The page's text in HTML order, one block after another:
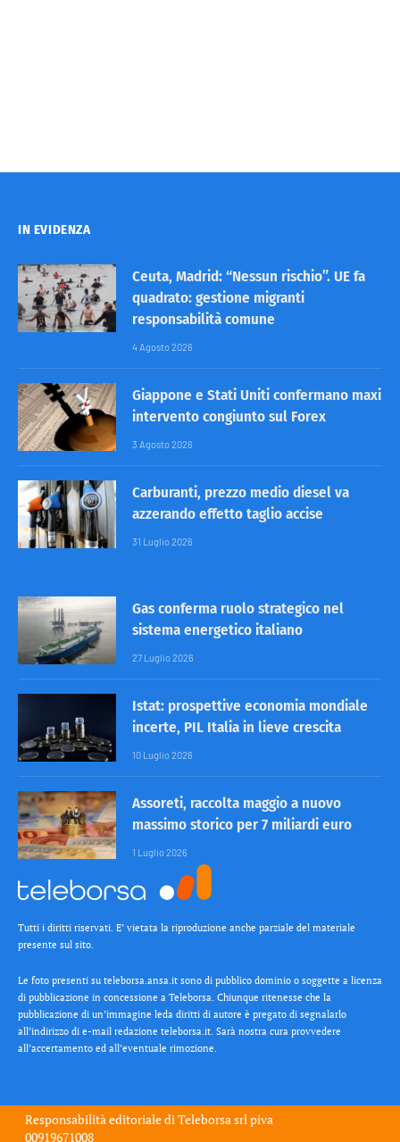
IN EVIDENZA
Ceuta, Madrid: “Nessun rischio”. UE fa
quadrato: gestione migranti
responsabilità comune
4 Agosto 2026
Giappone e Stati Uniti confermano maxi
intervento congiunto sul Forex
3 Agosto 2026
Carburanti, prezzo medio diesel va
azzerando effetto taglio accise
31 Luglio 2026
Gas conferma ruolo strategico nel
sistema energetico italiano
27 Luglio 2026
Istat: prospettive economia mondiale
incerte, PIL Italia in lieve crescita
10 Luglio 2026
Assoreti, raccolta maggio a nuovo
massimo storico per 7 miliardi euro
1 Luglio 2026
Tutti i diritti riservati. E’ vietata la riproduzione anche parziale del materiale
presente sul sito.
Le foto presenti su teleborsa.ansa.it sono di pubblico dominio o soggette a licenza
di pubblicazione in concessione a Teleborsa. Chiunque ritenesse che la
pubblicazione di un’immagine leda diritti di autore è pregato di segnalarlo
all’indirizzo di e-mail redazione teleborsa.it. Sarà nostra cura provvedere
all’accertamento ed all’eventuale rimozione.
Responsabilità editoriale diTeleborsa srlpiva
00919671008